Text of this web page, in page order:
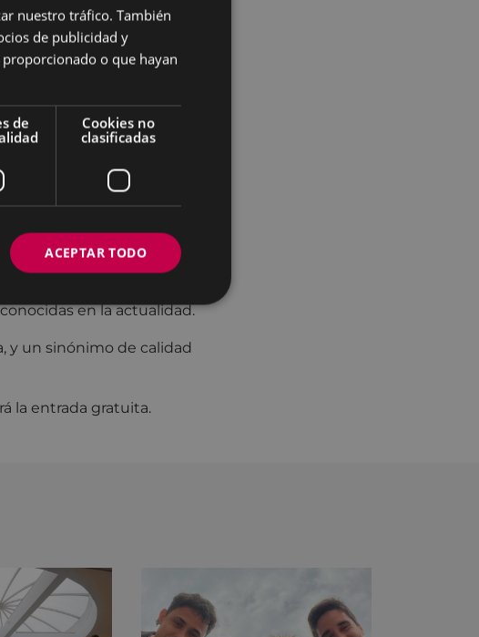
Alfonso XI de Castilla,
en un principio eran
fueron el origen de la
armera de Eibar.
en la actualidad.
y un sinónimo de calidad
la entrada gratuita.
BASQUE
nuestro tráfico. También
de publicidad y
o que hayan
de
Cookies no
clasificadas
ACEPTAR TODO